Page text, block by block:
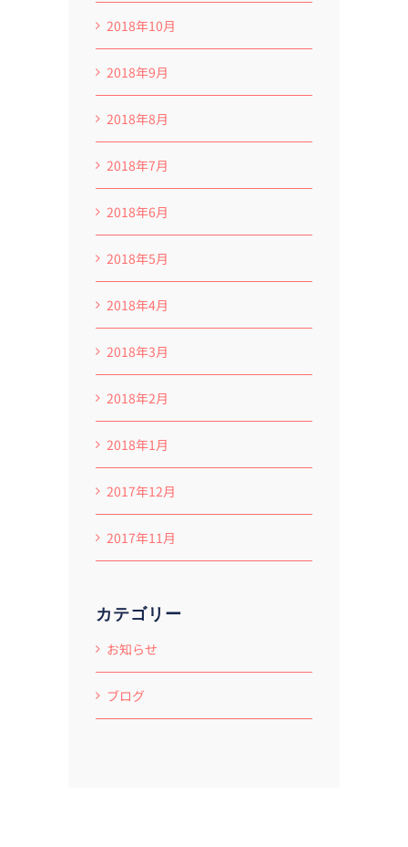
2018年10月
2018年9月
2018年8月
2018年7月
2018年6月
2018年5月
2018年4月
2018年3月
2018年2月
2018年1月
2017年12月
2017年11月
カテゴリー
お知らせ
ブログ